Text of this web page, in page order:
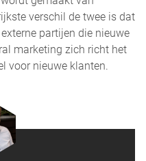
verschil de twee is dat
partijen die nieuwe
marketing zich richt het
voor nieuwe klanten.